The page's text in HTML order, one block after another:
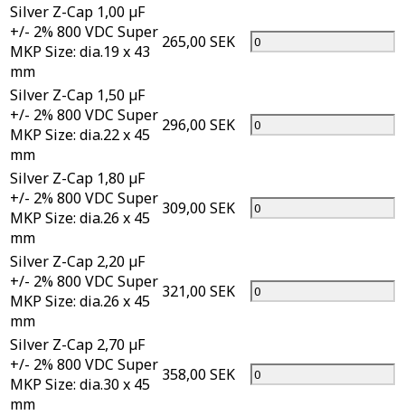
Silver Z-Cap 1,00 µF
+/- 2% 800 VDC Super
MKP Size: dia.19 x 43
mm
265,00 SEK
Silver Z-Cap 1,50 µF
+/- 2% 800 VDC Super
MKP Size: dia.22 x 45
mm
296,00 SEK
Silver Z-Cap 1,80 µF
+/- 2% 800 VDC Super
MKP Size: dia.26 x 45
mm
309,00 SEK
Silver Z-Cap 2,20 µF
+/- 2% 800 VDC Super
MKP Size: dia.26 x 45
mm
321,00 SEK
Silver Z-Cap 2,70 µF
+/- 2% 800 VDC Super
MKP Size: dia.30 x 45
mm
358,00 SEK